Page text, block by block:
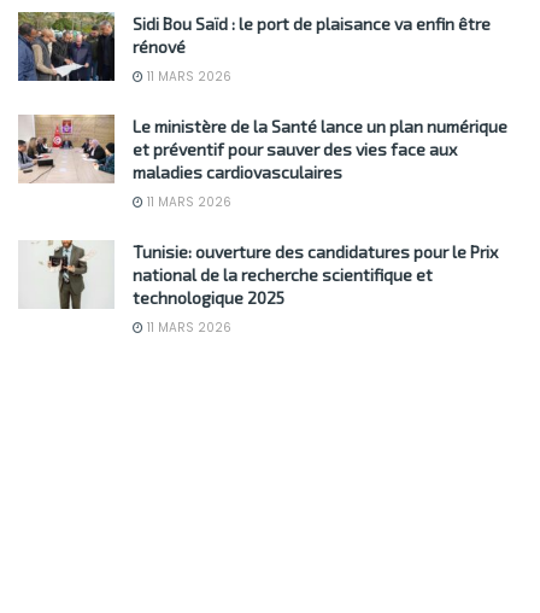
Sidi Bou Saïd : le port de plaisance va enfin être
rénové
11 MARS 2026
Le ministère de la Santé lance un plan numérique
et préventif pour sauver des vies face aux
maladies cardiovasculaires
11 MARS 2026
Tunisie: ouverture des candidatures pour le Prix
national de la recherche scientifique et
technologique 2025
11 MARS 2026